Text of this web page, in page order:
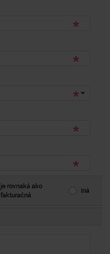
je rovnaká ako
fakturačná
Iná